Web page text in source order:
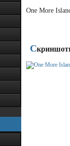
One More
С